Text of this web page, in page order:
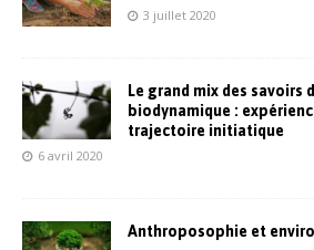
3 juillet 2020
Le grand mix des savoirs
biodynamique :
trajectoire initiatique
6 avril 2020
Anthroposophie et